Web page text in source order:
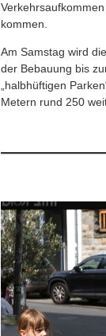
kommen.
Am Samstag wird
der Bebauung bis
„halbhüftigen
Metern rund 250